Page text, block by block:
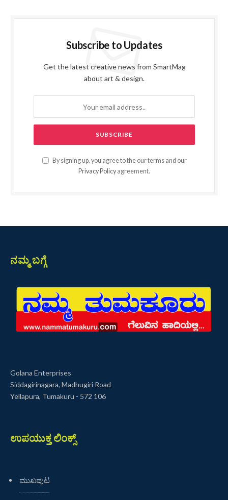
Subscribe to Updates
Get the latest creative news from SmartMag
about art & design.
By signing up, you agree to the our terms and our
Privacy Policy agreement.
ನಮ್ಮ ಬಗ್ಗೆ
Golana Enterprises
Siddagirinagara, Madhugiri Road
Yellapura, Tumakuru - 572 106
ಉಪಯುಕ್ತ ಲಿಂಕ್ಸ್
ಮುಖಪುಟ